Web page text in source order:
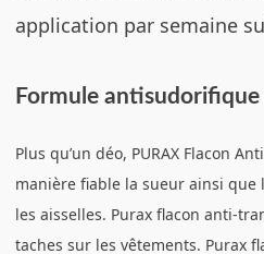
application par semaine
Formule
Plus qu’un déo, PURAX Flacon
manière fiable la sueur ainsi que
les aisselles. Purax flacon anti-
taches sur les vêtements. Purax